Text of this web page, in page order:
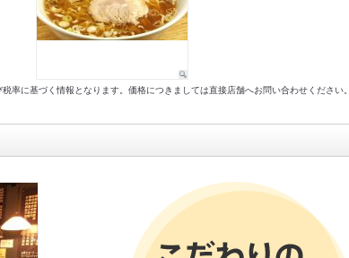
に基づく情報となります。価格につきましては直接店舗へお問い合わせください。